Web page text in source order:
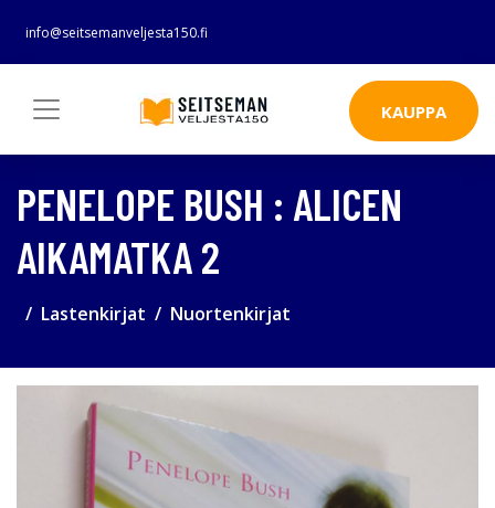
info@seitsemanveljesta150.fi
KAUPPA
PENELOPE BUSH : ALICEN
AIKAMATKA 2
Lastenkirjat Nuortenkirjat